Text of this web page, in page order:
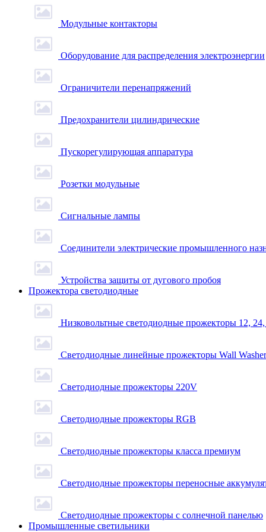
Модульные контакторы
Оборудование для распределения электроэнергии
Ограничители перенапряжений
Предохранители цилиндрические
Пускорегулирующая аппаратура
Розетки модульные
Сигнальные лампы
Соединители электрические промышленного
Устройства защиты от дугового пробоя
Прожектора светодиодные
Низковольтные светодиодные прожекторы 12,
Светодиодные линейные прожекторы Wall Washer
Светодиодные прожекторы 220V
Светодиодные прожекторы RGB
Светодиодные прожекторы класса премиум
Светодиодные прожекторы переносные
Светодиодные прожекторы с солнечной панелью
Промышленные светильники